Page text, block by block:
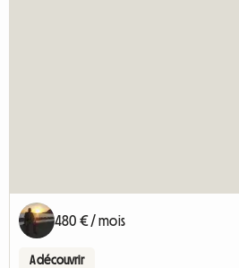
480 € / mois
A découvrir